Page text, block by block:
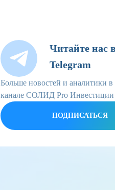
Читайте нас
Telegram
Больше новостей и аналитики в
канале СОЛИД Pro Инвестиции
ПОДПИСАТЬСЯ